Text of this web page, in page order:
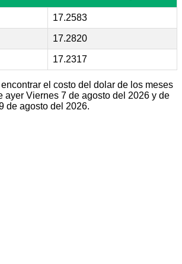
17.2583
17.2820
17.2317
el costo del dolar de los meses
ayer Viernes 7 de agosto del 2026 y de
de agosto del 2026.